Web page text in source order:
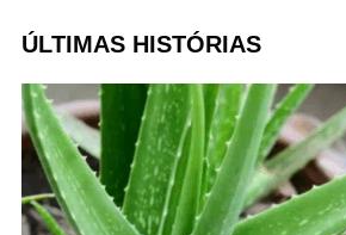
ÚLTIMAS HISTÓRIAS